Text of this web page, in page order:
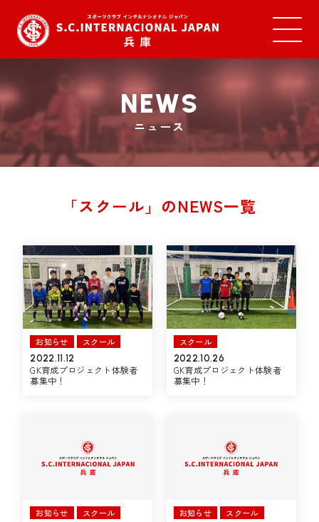
NEWS
ニュース
「スクール」のNEWS一覧
お知らせ スクール
2022.11.12
GK育成プロジェクト体験者
募集中！
スクール
2022.10.26
GK育成プロジェクト体験者
募集中！
お知らせ スクール お知らせ スクール